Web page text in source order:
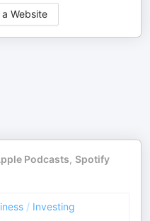
Website
Podcasts, Spotify
/ Investing